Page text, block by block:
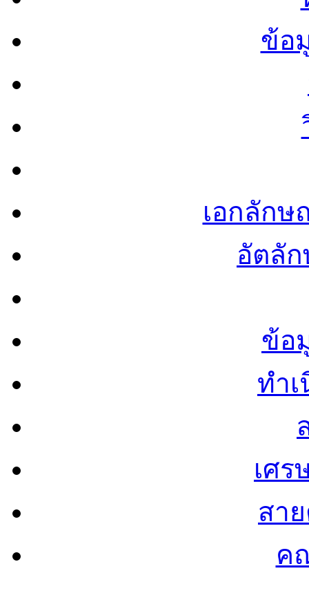
ข้อ
เอกลัก
อัตลั
ข้อ
ทำ
เศร
สา
ค